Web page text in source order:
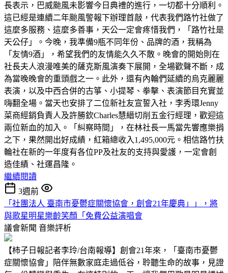
長表示，巴威颱風未影響今日典禮的進行，一切都十分順利。
這已經是連續二年颱風警報下辦理首敲，代表我們路竹社做了
這麼多服務、這麼多善事，天公一定會疼惜我們，「路竹社是
天公仔」。今晚，我準備9瓶不同年份、品牌的酒，我稱為
「友情9酒」，希望我們的友情能久久不散。晚會的開始則在
社長夫人浪漫唯美的薩克斯風演奏下展開，全場歡聲不斷，成
為當晚晚會的重頭戲之一。此外，還有內輪們延續的烏克麗麗
表演，以及中西合併的古箏、小提琴、拳擊、表演節目充實並
嗨翻全場。當天也安排了二位新社友宣誓入社，李秀環Jenny
菜商經銷負責人及許勝欽Charles慧縉切削五金行經理，歡迎這
兩位新血的加入。「糾察時間」，在林社長一馬當先響應樂捐
之下，果然開出好成績，紅箱總收入1,495,000元。相信路竹扶
輪社在新的一年度有各位PP及社友的支持與愛護，一定會創
造佳績、社運昌隆。
繼續閱讀
3週前
「社團法人 臺南市憂鬱症關懷協會，創會21年慶典」」，將
與歌星明星樂齡笑顏「免費公益演唱會
議會新聞 音樂評析
【柿子日報記者李玲/台南報導】創會21年來，「臺南市憂鬱
症關懷協會」陪伴無數家庭走過低谷，聆聽生命的故事，見證